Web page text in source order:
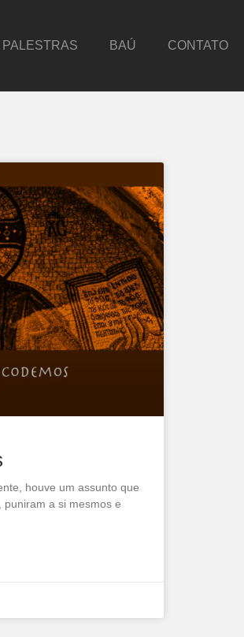
PALESTRAS BAÚ CONTATO
houve um assunto que
a si mesmos e